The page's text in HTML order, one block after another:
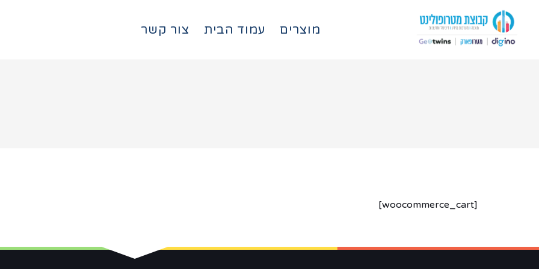
מוצרים עמוד הבית צור קשר
[woocommerce_cart]